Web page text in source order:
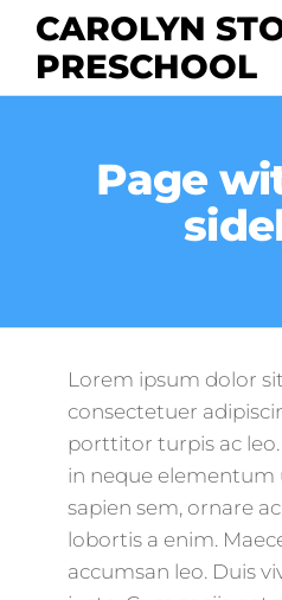
CAROLYN
PRESCHOOL
Page
Lorem ipsum dolor
consectetuer
porttitor turpis ac
in neque elementum
sapien sem, ornare
lobortis a enim.
accumsan leo. Duis